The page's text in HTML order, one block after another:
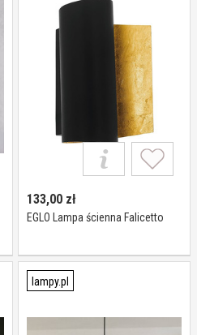
133,00 zł
EGLO Lampa ścienna Falicetto
lampy.pl